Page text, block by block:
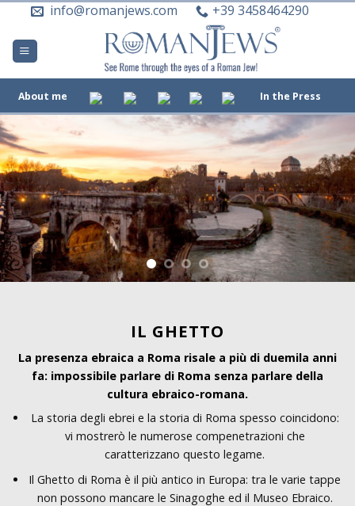
content
info@romanjews.com +39 3458464290
About me In the Press
IL GHETTO
La presenza ebraica a Roma risale a più di duemila anni
fa: impossibile parlare di Roma senza parlare della
cultura ebraico-romana.
La storia degli ebrei e la storia di Roma spesso coincidono:
vi mostrerò le numerose compenetrazioni che
caratterizzano questo legame.
Il Ghetto di Roma è il più antico in Europa: tra le varie tappe
non possono mancare le Sinagoghe ed il Museo Ebraico.